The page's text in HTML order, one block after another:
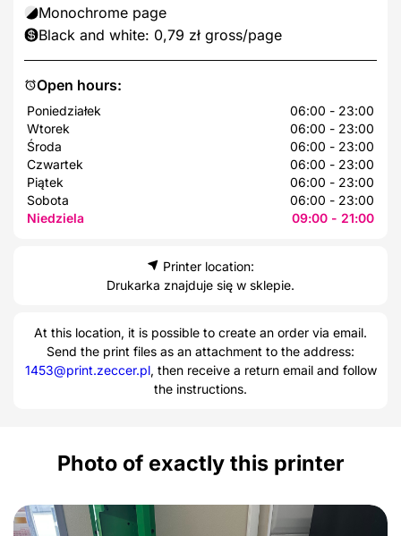
Open hours:
Poniedziałek
06:00 - 23:00
Wtorek
06:00 - 23:00
Środa
06:00 - 23:00
Czwartek
06:00 - 23:00
Piątek
06:00 - 23:00
Sobota
06:00 - 23:00
Niedziela
09:00 - 21:00
Monochrome page
Black and white: 0,79 zł gross/page
Printer location:
Drukarka znajduje się w sklepie.
At this location, it is possible to create an order via email.
Send the print files as an attachment to the address:
1453@print.zeccer.pl, then receive a return email and follow
the instructions.
Photo of exactly this printer